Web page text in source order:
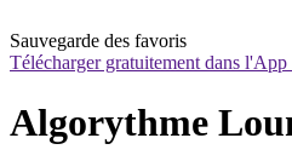
Sauvegarde des favoris
Télécharger gratuitement dans l'App
Algorythme